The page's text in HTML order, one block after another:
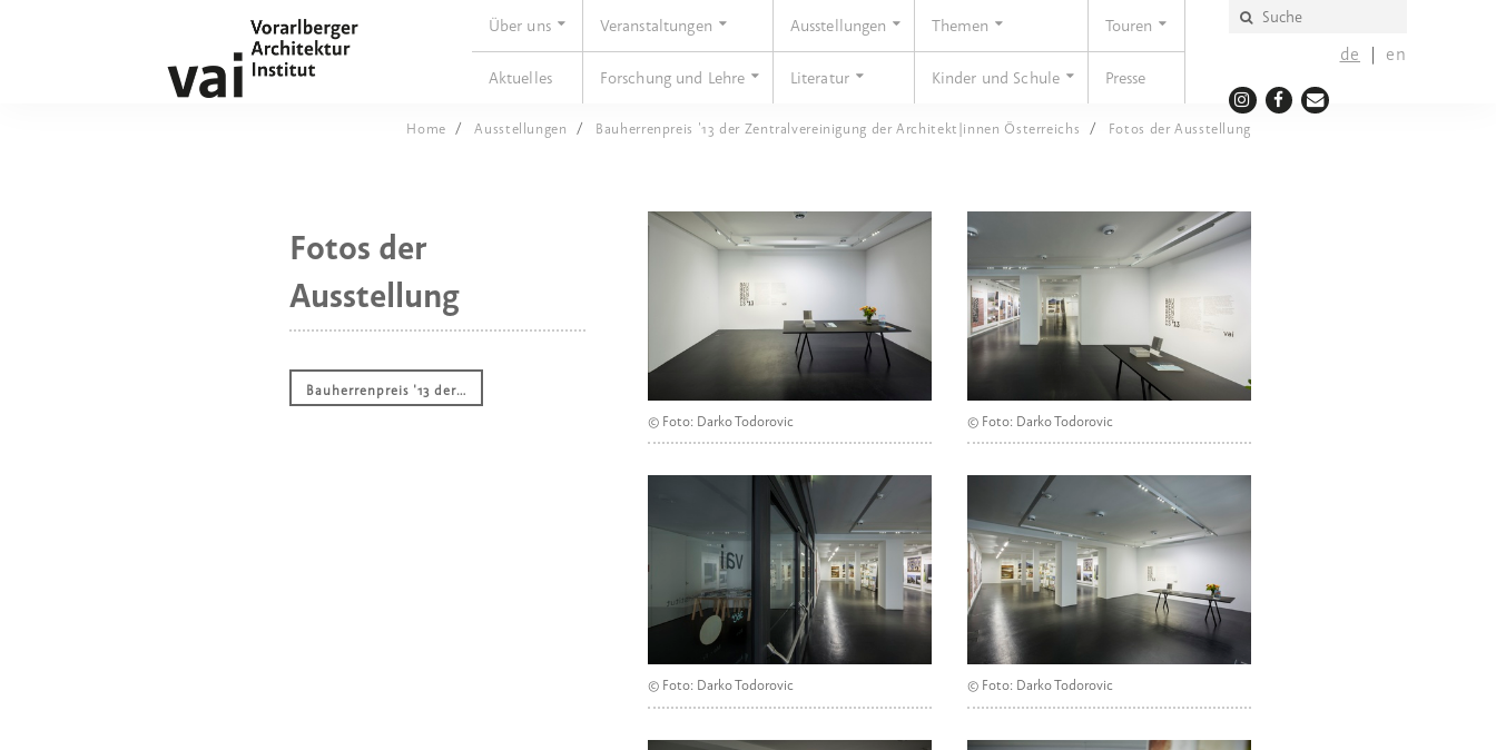
de en
Über uns Veranstaltungen Ausstellungen Themen Touren
Aktuelles Forschung und Lehre Literatur Kinder und Schule Presse
Home Ausstellungen Bauherrenpreis '13 der Zentralvereinigung der Architekt|innen Österreichs Fotos der Ausstellung
Fotos der
Ausstellung
Bauherrenpreis '13 der…
© Foto: Darko Todorovic © Foto: Darko Todorovic
© Foto: Darko Todorovic © Foto: Darko Todorovic